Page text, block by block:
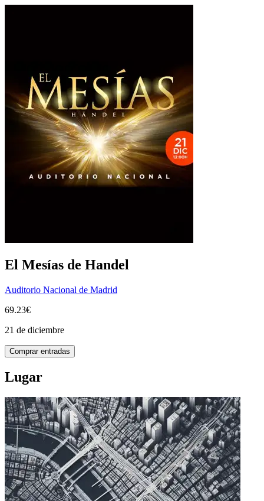
El Mesías de Handel
Auditorio Nacional de Madrid
69.23€
21 de diciembre
Comprar entradas
Lugar